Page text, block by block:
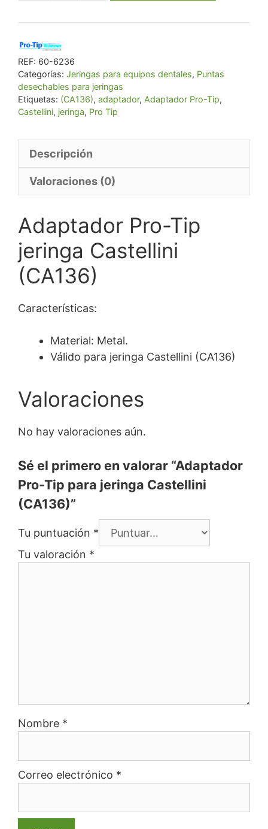
Tip
Castellini
(CA136)
cantidad
REF: 60-6236
Categorías: Jeringas para equipos dentales, Puntas
desechables para jeringas
Etiquetas: (CA136), adaptador, Adaptador Pro-Tip,
Castellini, jeringa, Pro Tip
Descripción
Valoraciones (0)
Adaptador Pro-Tip
jeringa Castellini
(CA136)
Características:
Material: Metal.
Válido para jeringa Castellini (CA136)
Valoraciones
No hay valoraciones aún.
Sé el primero en valorar “Adaptador
Pro-Tip para jeringa Castellini
(CA136)”
Tu puntuación *
Tu valoración *
Nombre *
Correo electrónico *